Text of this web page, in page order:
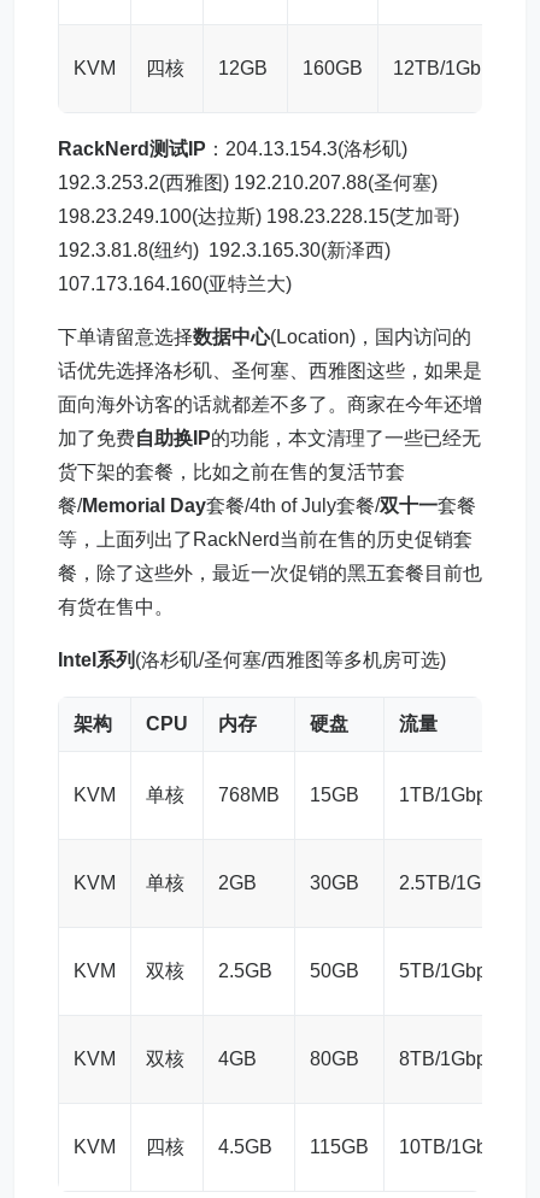
KVM 四核 12GB 160GB 12TB/1Gbps
RackNerd测试IP ：204.13.154.3(洛杉矶)
192.3.253.2(西雅图) 192.210.207.88(圣何塞)
198.23.249.100(达拉斯) 198.23.228.15(芝加哥)
192.3.81.8(纽约) 192.3.165.30(新泽西)
107.173.164.160(亚特兰大)
下单请留意选择数据中心(Location)，国内访问的
话优先选择洛杉矶、圣何塞、西雅图这些，如果是
面向海外访客的话就都差不多了。商家在今年还增
加了免费自助换IP的功能，本文清理了一些已经无
货下架的套餐，比如之前在售的复活节套
餐/Memorial Day套餐/4th of July套餐/双十一套餐
等，上面列出了RackNerd当前在售的历史促销套
餐，除了这些外，最近一次促销的黑五套餐目前也
有货在售中。
Intel系列 (洛杉矶/圣何塞/西雅图等多机房可选)
架构 CPU 内存 硬盘 流量
KVM 单核 768MB 15GB 1TB/1Gbps
KVM 单核 2GB 30GB 2.5TB/1Gbps
KVM 双核 2.5GB 50GB 5TB/1Gbps
KVM 双核 4GB 80GB 8TB/1Gbps
KVM 四核 4.5GB 115GB 10TB/1Gbps